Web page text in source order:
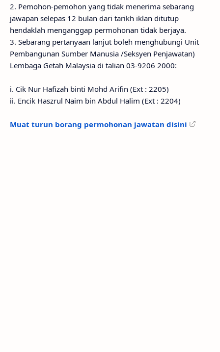
2. Pemohon-pemohon yang tidak menerima sebarang
jawapan selepas 12 bulan dari tarikh iklan ditutup
hendaklah menganggap permohonan tidak berjaya.
3. Sebarang pertanyaan lanjut boleh menghubungi Unit
Pembangunan Sumber Manusia /Seksyen Penjawatan)
Lembaga Getah Malaysia di talian 03-9206 2000:
i. Cik Nur Hafizah binti Mohd Arifin (Ext : 2205)
ii. Encik Haszrul Naim bin Abdul Halim (Ext : 2204)
Muat turun borang permohonan jawatan disini